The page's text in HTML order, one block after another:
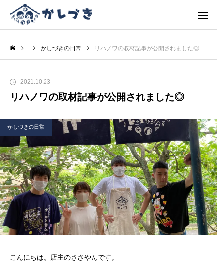
かしづきの日常 リハノワの取材記事が公開されました◎
2021.10.23
リハノワの取材記事が公開されました◎
かしづきの日常
こんにちは。店主のささやんです。